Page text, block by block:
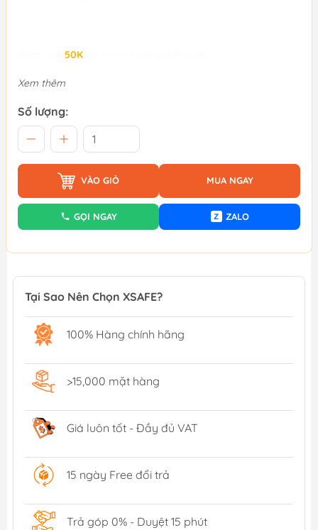
50K
Xem thêm
Số lượng:
VÀO GIỎ MUA NGAY
GỌI NGAY Z ZALO
Tại Sao Nên Chọn XSAFE?
100% Hàng chính hãng
>15,000 mặt hàng
Giá luôn tốt - Đầy đủ VAT
15 ngày Free đổi trả
Trả góp 0% - Duyệt 15 phút